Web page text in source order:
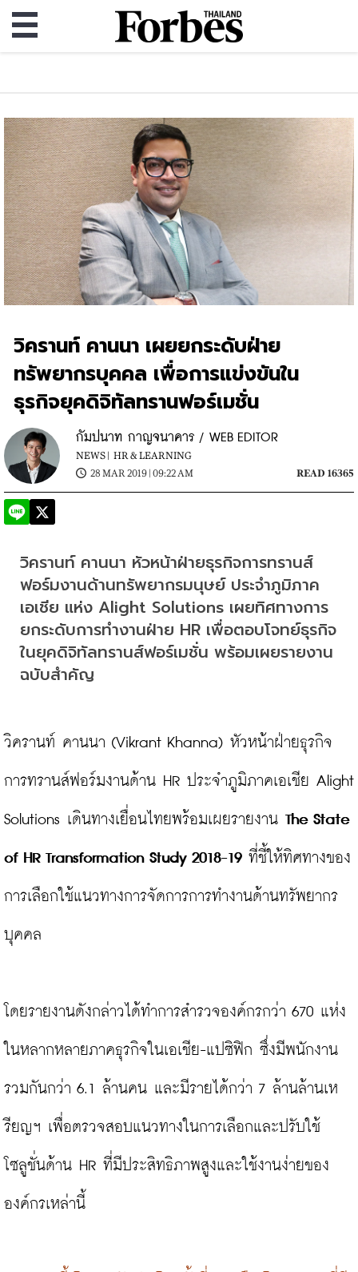
วิครานท์ คานนา เผยยกระดับฝ่าย
ทรัพยากรบุคคล เพื่อการแข่งขันใน
ธุรกิจยุคดิจิทัลทรานฟอร์เมชั่น
กัมปนาท กาญจนาคาร / WEB EDITOR
NEWS | HR & LEARNING
28 MAR 2019 | 09:22 AM
READ 16365
วิครานท์ คานนา หัวหน้าฝ่ายธุรกิจการทรานส์
ฟอร์มงานด้านทรัพยากรมนุษย์ ประจำภูมิภาค
เอเชีย แห่ง Alight Solutions เผยทิศทางการ
ยกระดับการทำงานฝ่าย HR เพื่อตอบโจทย์ธุรกิจ
ในยุคดิจิทัลทรานส์ฟอร์เมชั่น พร้อมเผยรายงาน
ฉบับสำคัญ
วิครานท์ คานนา (Vikrant Khanna) หัวหน้าฝ่ายธุรกิจ
การทรานส์ฟอร์มงานด้าน HR ประจำภูมิภาคเอเชีย Alight
Solutions เดินทางเยื่อนไทยพร้อมเผยรายงาน The State
of HR Transformation Study 2018-19 ที่ชี้ให้ทิศทางของ
การเลือกใช้แนวทางการจัดการการทำงานด้านทรัพยากร
บุคคล
โดยรายงานดังกล่าวได้ทำการสำรวจองค์กรกว่า 670 แห่ง
ในหลากหลายภาคธุรกิจในเอเชีย-แปซิฟิก ซึ่งมีพนักงาน
รวมกันกว่า 6.1 ล้านคน และมีรายได้กว่า 7 ล้านล้านเห
รียญฯ เพื่อตรวจสอบแนวทางในการเลือกและปรับใช้
โซลูชั่นด้าน HR ที่มีประสิทธิภาพสูงและใช้งานง่ายของ
องค์กรเหล่านี้